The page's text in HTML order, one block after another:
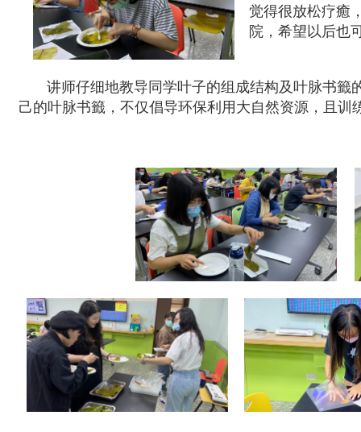
觉得很放松疗癒
院，希望以后也
讲师仔细地教导同学叶子的组成结构及叶脉书籤
己的叶脉书籤，不仅倡导环保利用大自然资源，且